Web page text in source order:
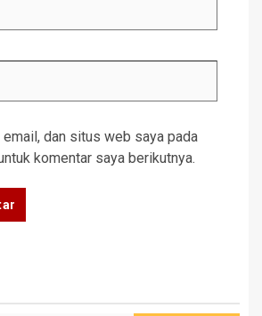
email, dan situs web saya pada
komentar saya berikutnya.